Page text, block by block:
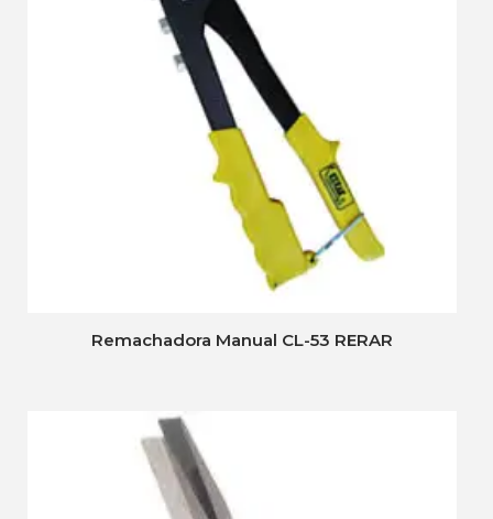
Remachadora Manual CL-53 RERAR